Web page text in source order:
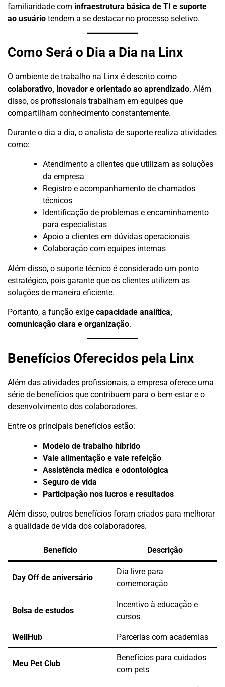
familiaridade com infraestrutura básica de TI e suporte
ao usuário tendem a se destacar no processo seletivo.
Como Será o Dia a Dia na Linx
O ambiente de trabalho na Linx é descrito como
colaborativo, inovador e orientado ao aprendizado. Além
disso, os profissionais trabalham em equipes que
compartilham conhecimento constantemente.
Durante o dia a dia, o analista de suporte realiza atividades
como:
Atendimento a clientes que utilizam as soluções
da empresa
Registro e acompanhamento de chamados
técnicos
Identificação de problemas e encaminhamento
para especialistas
Apoio a clientes em dúvidas operacionais
Colaboração com equipes internas
Além disso, o suporte técnico é considerado um ponto
estratégico, pois garante que os clientes utilizem as
soluções de maneira eficiente.
Portanto, a função exige capacidade analítica,
comunicação clara e organização.
Benefícios Oferecidos pela Linx
Além das atividades profissionais, a empresa oferece uma
série de benefícios que contribuem para o bem-estar e o
desenvolvimento dos colaboradores.
Entre os principais benefícios estão:
Modelo de trabalho híbrido
Vale alimentação e vale refeição
Assistência médica e odontológica
Seguro de vida
Participação nos lucros e resultados
Além disso, outros benefícios foram criados para melhorar
a qualidade de vida dos colaboradores.
Benefício Descrição
Day Off de aniversário
Dia livre para
comemoração
Bolsa de estudos
Incentivo à educação e
cursos
WellHub Parcerias com academias
Meu Pet Club
Benefícios para cuidados
com pets